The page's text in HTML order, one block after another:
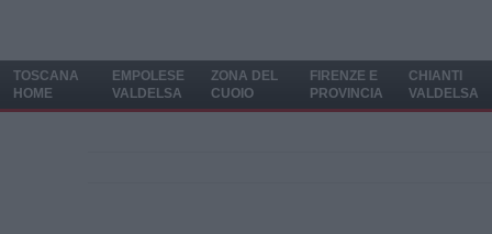
TOSCANA
HOME
EMPOLESE
VALDELSA
ZONA DEL
CUOIO
FIRENZE E
PROVINCIA
CHIANTI
VALDELSA